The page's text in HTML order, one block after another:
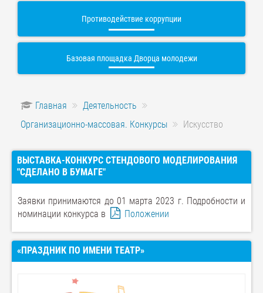
Противодействие коррупции
Базовая площадка Дворца молодежи
Главная
Деятельность
Организационно-массовая. Конкурсы
Искусство
ВЫСТАВКА-КОНКУРС СТЕНДОВОГО МОДЕЛИРОВАНИЯ
"СДЕЛАНО В БУМАГЕ"
Заявки принимаются до 01 марта 2023 г. Подробности и
номинации конкурса в
Положении
«ПРАЗДНИК ПО ИМЕНИ ТЕАТР»